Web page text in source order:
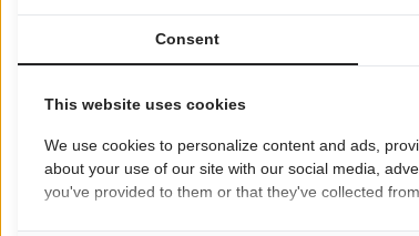
Consent
This website uses cookies
We use cookies to personalize content and ads,
about your use of our site with our social media,
you've provided to them or that they've collected